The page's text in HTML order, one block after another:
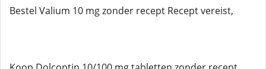
Bestel Valium 10 mg zonder recept Recept vereist,